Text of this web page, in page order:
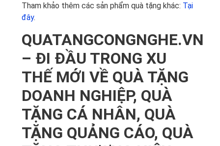
Tham khảo thêm các sản phẩm quà tặng khác: Tại
đây.
QUATANGCONGNGHE.VN
– ĐI ĐẦU TRONG XU
THẾ MỚI VỀ QUÀ TẶNG
DOANH NGHIỆP, QUÀ
TẶNG CÁ NHÂN, QUÀ
TẶNG QUẢNG CÁO, QUÀ